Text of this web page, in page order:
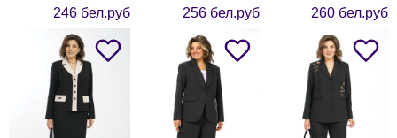
246 бел.руб
256 бел.руб
260 бел.руб